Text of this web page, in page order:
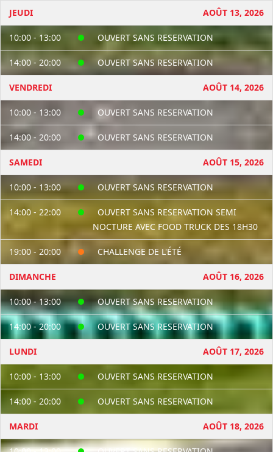
JEUDI AOÛT 13, 2026
10:00 - 13:00 OUVERT SANS RESERVATION
14:00 - 20:00 OUVERT SANS RESERVATION
VENDREDI AOÛT 14, 2026
10:00 - 13:00 OUVERT SANS RESERVATION
14:00 - 20:00 OUVERT SANS RESERVATION
SAMEDI AOÛT 15, 2026
10:00 - 13:00 OUVERT SANS RESERVATION
14:00 - 22:00
OUVERT SANS RESERVATION SEMI
NOCTURE AVEC FOOD TRUCK DES 18H30
19:00 - 20:00 CHALLENGE DE L'ÉTÉ
DIMANCHE AOÛT 16, 2026
10:00 - 13:00 OUVERT SANS RESERVATION
14:00 - 20:00 OUVERT SANS RESERVATION
LUNDI AOÛT 17, 2026
10:00 - 13:00 OUVERT SANS RESERVATION
14:00 - 20:00 OUVERT SANS RESERVATION
MARDI AOÛT 18, 2026